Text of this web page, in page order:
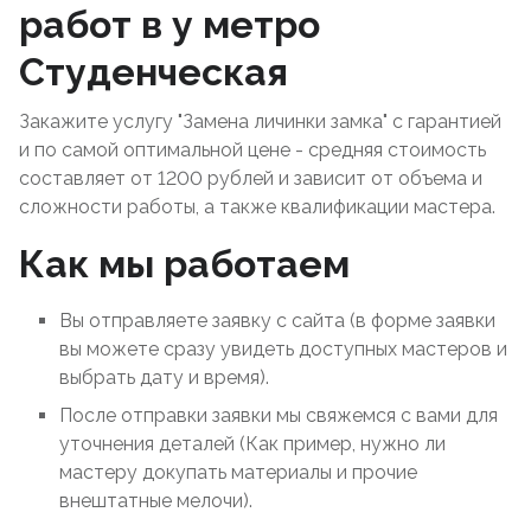
работ в у метро
Студенческая
Закажите услугу "Замена личинки замка" с гарантией
и по самой оптимальной цене - средняя стоимость
составляет от 1200 рублей и зависит от объема и
сложности работы, а также квалификации мастера.
Как мы работаем
Вы отправляете заявку с сайта (в форме заявки
вы можете сразу увидеть доступных мастеров и
выбрать дату и время).
После отправки заявки мы свяжемся с вами для
уточнения деталей (Как пример, нужно ли
мастеру докупать материалы и прочие
внештатные мелочи).